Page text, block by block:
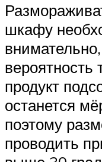
шкафу
вероятность
продукт
останется
поэтому
проводить